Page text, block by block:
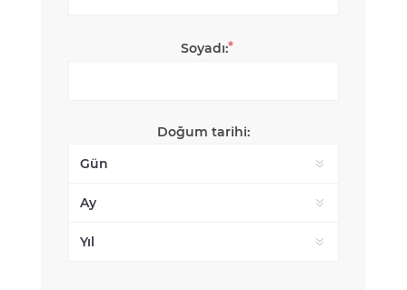
Soyadı:*
Doğum tarihi: